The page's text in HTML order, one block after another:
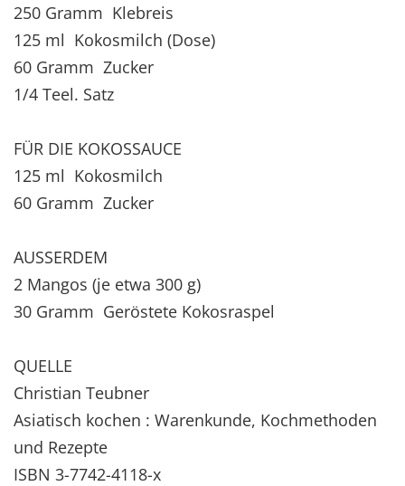
250 Gramm Klebreis
125 ml Kokosmilch (Dose)
60 Gramm Zucker
1/4 Teel. Satz
FÜR DIE KOKOSSAUCE
125 ml Kokosmilch
60 Gramm Zucker
AUSSERDEM
2 Mangos (je etwa 300 g)
30 Gramm Geröstete Kokosraspel
QUELLE
Christian Teubner
Asiatisch kochen : Warenkunde, Kochmethoden
und Rezepte
ISBN 3-7742-4118-x